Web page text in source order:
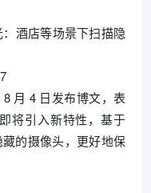
酒店等场景下扫描隐
月 4 日发布博文，表
将引入新特性，基于
的摄像头，更好地保